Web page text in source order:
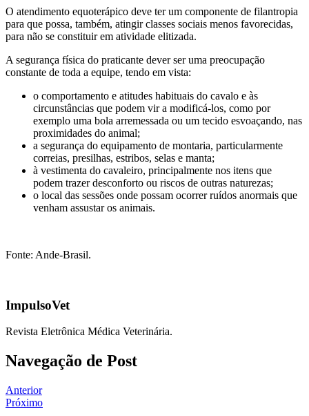
O atendimento equoterápico deve ter um componente de filantropia
para que possa, também, atingir classes sociais menos favorecidas,
para não se constituir em atividade elitizada.
A segurança física do praticante dever ser uma preocupação
constante de toda a equipe, tendo em vista:
o comportamento e atitudes habituais do cavalo e às
circunstâncias que podem vir a modificá-los, como por
exemplo uma bola arremessada ou um tecido esvoaçando, nas
proximidades do animal;
a segurança do equipamento de montaria, particularmente
correias, presilhas, estribos, selas e manta;
à vestimenta do cavaleiro, principalmente nos itens que
podem trazer desconforto ou riscos de outras naturezas;
o local das sessões onde possam ocorrer ruídos anormais que
venham assustar os animais.
Fonte: Ande-Brasil.
ImpulsoVet
Revista Eletrônica Médica Veterinária.
Navegação de Post
Anterior
Próximo